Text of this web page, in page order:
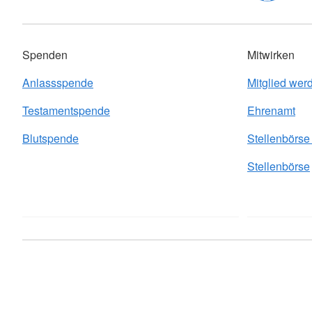
Spenden
Anlassspende
Testamentspende
Blutspende
Mitwirken
Mitglied
Ehrenamt
Stellenbörse